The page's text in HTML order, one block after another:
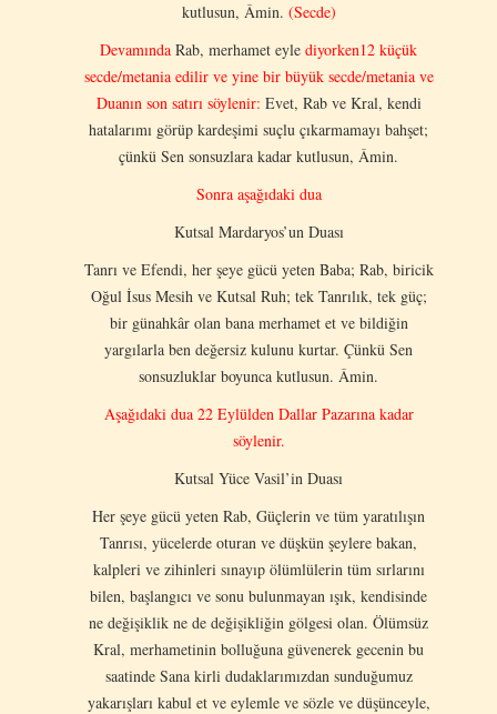
kutlusun, Âmin. (Secde)
Devamında Rab, merhamet eyle diyorken12 küçük
secde/metania edilir ve yine bir büyük secde/metania ve
Duanın son satırı söylenir: Evet, Rab ve Kral, kendi
hatalarımı görüp kardeşimi suçlu çıkarmamayı bahşet;
çünkü Sen sonsuzlara kadar kutlusun, Âmin.
Sonra aşağıdaki dua
Kutsal Mardaryos’un Duası
Tanrı ve Efendi, her şeye gücü yeten Baba; Rab, biricik
Oğul İsus Mesih ve Kutsal Ruh; tek Tanrılık, tek güç;
bir günahkâr olan bana merhamet et ve bildiğin
yargılarla ben değersiz kulunu kurtar. Çünkü Sen
sonsuzluklar boyunca kutlusun. Âmin.
Aşağıdaki dua 22 Eylülden Dallar Pazarına kadar
söylenir.
Kutsal Yüce Vasil’in Duası
Her şeye gücü yeten Rab, Güçlerin ve tüm yaratılışın
Tanrısı, yücelerde oturan ve düşkün şeylere bakan,
kalpleri ve zihinleri sınayıp ölümlülerin tüm sırlarını
bilen, başlangıcı ve sonu bulunmayan ışık, kendisinde
ne değişiklik ne de değişikliğin gölgesi olan. Ölümsüz
Kral, merhametinin bolluğuna güvenerek gecenin bu
saatinde Sana kirli dudaklarımızdan sunduğumuz
yakarışları kabul et ve eylemle ve sözle ve düşünceyle,